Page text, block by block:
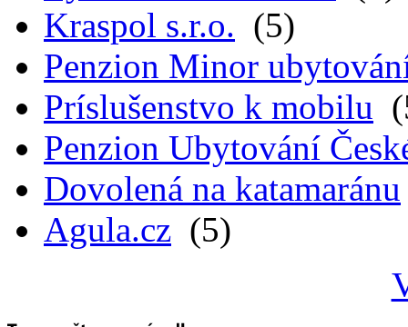
Kraspol s.r.o. (5)
Penzion Minor
Príslušenstvo k mobilu
Penzion Ubytování
Dovolená na katamaránu
Agula.cz (5)